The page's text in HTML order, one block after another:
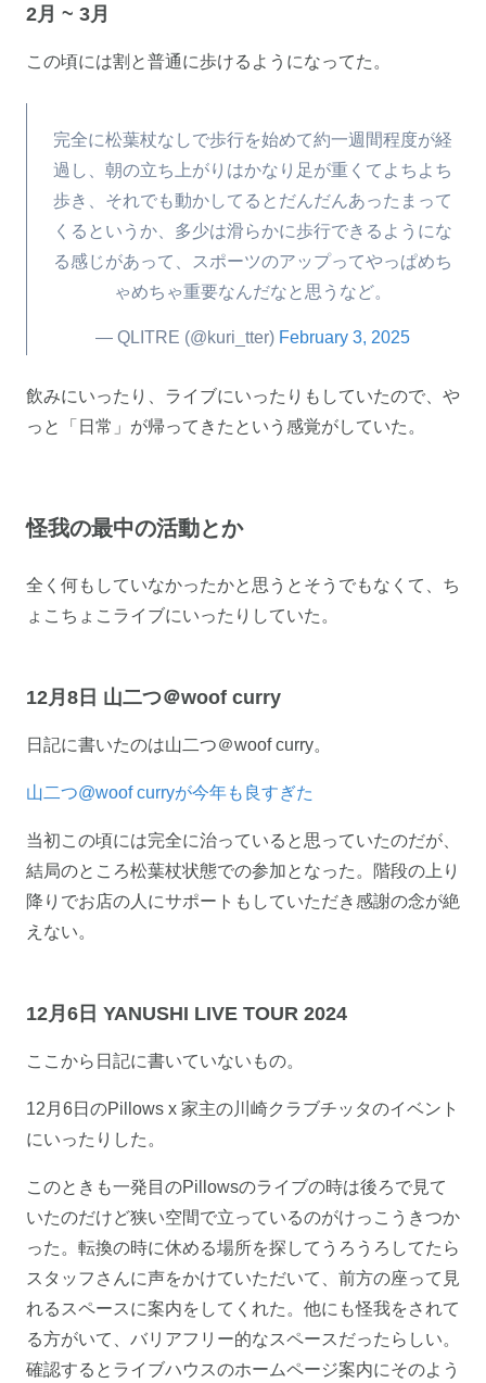
2月 ~ 3月
この頃には割と普通に歩けるようになってた。
完全に松葉杖なしで歩行を始めて約一週間程度が経
過し、朝の立ち上がりはかなり足が重くてよちよち
歩き、それでも動かしてるとだんだんあったまって
くるというか、多少は滑らかに歩行できるようにな
る感じがあって、スポーツのアップってやっぱめち
ゃめちゃ重要なんだなと思うなど。
— QLITRE (@kuri_tter) February 3, 2025
飲みにいったり、ライブにいったりもしていたので、や
っと「日常」が帰ってきたという感覚がしていた。
怪我の最中の活動とか
全く何もしていなかったかと思うとそうでもなくて、ち
ょこちょこライブにいったりしていた。
12月8日 山二つ＠woof curry
日記に書いたのは山二つ＠woof curry。
山二つ@woof curryが今年も良すぎた
当初この頃には完全に治っていると思っていたのだが、
結局のところ松葉杖状態での参加となった。階段の上り
降りでお店の人にサポートもしていただき感謝の念が絶
えない。
12月6日 YANUSHI LIVE TOUR 2024
ここから日記に書いていないもの。
12月6日のPillows x 家主の川崎クラブチッタのイベント
にいったりした。
このときも一発目のPillowsのライブの時は後ろで見て
いたのだけど狭い空間で立っているのがけっこうきつか
った。転換の時に休める場所を探してうろうろしてたら
スタッフさんに声をかけていただいて、前方の座って見
れるスペースに案内をしてくれた。他にも怪我をされて
る方がいて、バリアフリー的なスペースだったらしい。
確認するとライブハウスのホームページ案内にそのよう